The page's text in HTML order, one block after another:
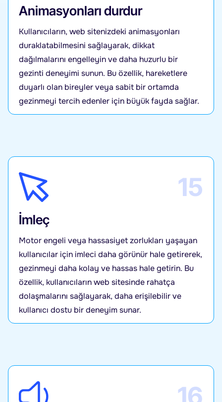
Animasyonları durdur
Kullanıcıların, web sitenizdeki animasyonları
duraklatabilmesini sağlayarak, dikkat
dağılmalarını engelleyin ve daha huzurlu bir
gezinti deneyimi sunun. Bu özellik, hareketlere
duyarlı olan bireyler veya sabit bir ortamda
gezinmeyi tercih edenler için büyük fayda sağlar.
15
İmleç
Motor engeli veya hassasiyet zorlukları yaşayan
kullanıcılar için imleci daha görünür hale getirerek,
gezinmeyi daha kolay ve hassas hale getirin. Bu
özellik, kullanıcıların web sitesinde rahatça
dolaşmalarını sağlayarak, daha erişilebilir ve
kullanıcı dostu bir deneyim sunar.
16